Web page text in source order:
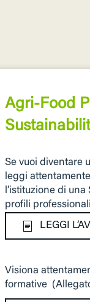
Agri-Food
Se vuoi diventare
leggi
l’istituzione di
proﬁli
LEGGI
Visiona
formative